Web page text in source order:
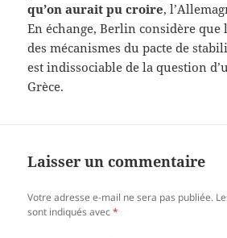
qu’on aurait pu croire,
En échange, Berlin considère
des mécanismes du pacte de
est indissociable de la question
Grèce.
Laisser un commentaire
Votre adresse e-mail ne sera pas publiée.
sont indiqués avec*